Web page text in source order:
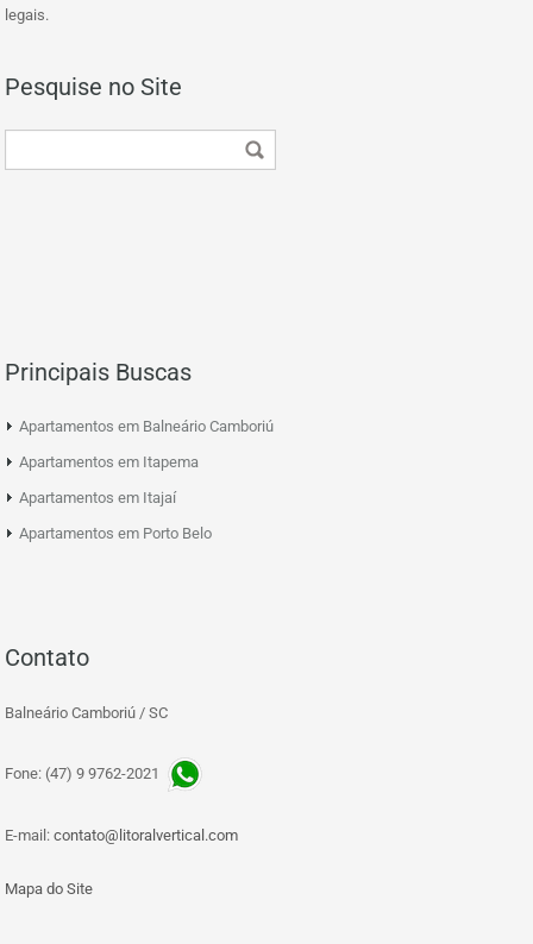
legais.
Pesquise no Site
Principais Buscas
Apartamentos em Balneário Camboriú
Apartamentos em Itapema
Apartamentos em Itajaí
Apartamentos em Porto Belo
Contato
Balneário Camboriú / SC
Fone: (47) 9 9762-2021
E-mail: contato@litoralvertical.com
Mapa do Site